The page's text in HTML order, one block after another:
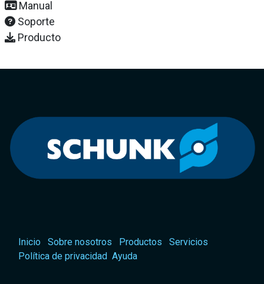
Manual
Soporte
Producto
Inicio Sobre nosotros Productos
Servicios
Política de privacidad Ayuda